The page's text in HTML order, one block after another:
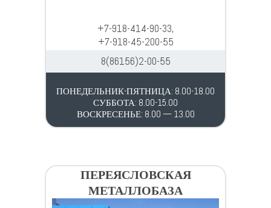
+7-918-414-90-33,
+7-918-45-200-55
8(86156)2-00-55
ПОНЕДЕЛЬНИК-ПЯТНИЦА: 8.00-18.00
СУББОТА: 8.00-15.00
ВОСКРЕСЕНЬЕ: 8.00 — 13.00
ПЕРЕЯСЛОВСКАЯ
МЕТАЛЛОБАЗА